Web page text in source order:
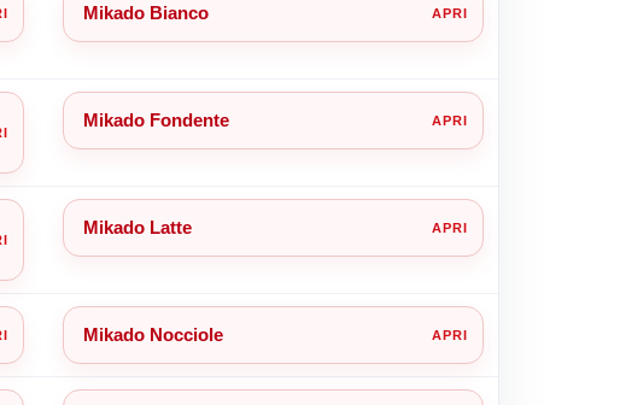
Mikado Bianco
Mikado Fondente
Mikado Latte
Mikado Nocciole